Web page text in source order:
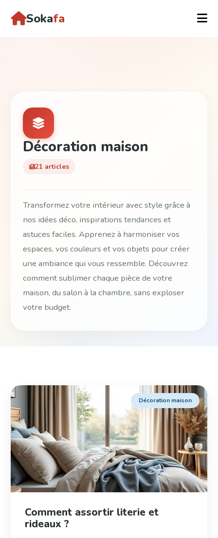
Sokafa
Décoration maison
21 articles
Transformez votre intérieur avec style grâce à
nos idées déco, inspirations tendances et
astuces faciles. Apprenez à harmoniser vos
espaces, vos couleurs et vos objets pour créer
une ambiance qui vous ressemble. Découvrez
comment sublimer chaque pièce de votre
maison, du salon à la chambre, sans exploser
votre budget.
Décoration maison
Comment assortir literie et
rideaux ?